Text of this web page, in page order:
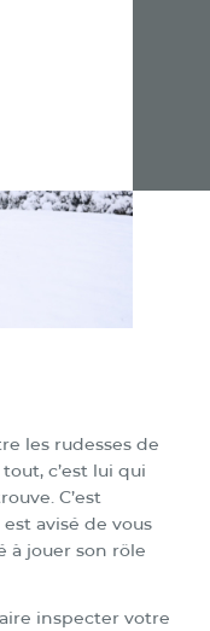
les rudesses de
c’est lui qui
C’est
avisé de vous
à jouer son rôle
inspecter votre